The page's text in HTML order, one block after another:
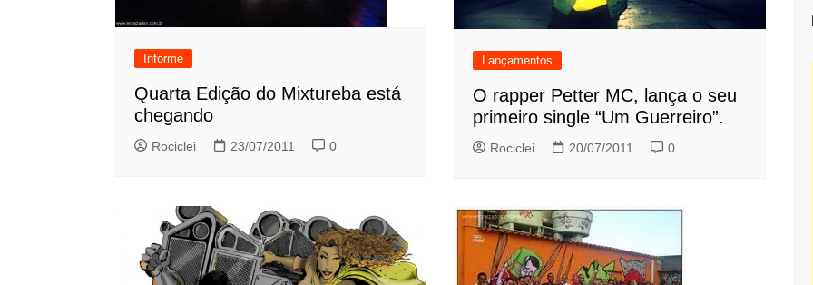
Informe
Quarta Edição do Mixtureba está
chegando
Rociclei 23/07/2011 0
Lançamentos
O rapper Petter MC, lança o seu
primeiro single “Um Guerreiro”.
Rociclei 20/07/2011 0